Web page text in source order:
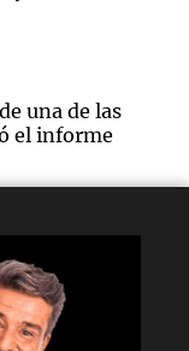
una de las
el informe
durante
Córdoba